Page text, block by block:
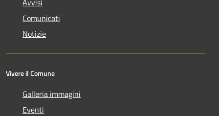
Avvisi
Comunicati
Notizie
Vivere il Comune
Galleria immagini
Eventi